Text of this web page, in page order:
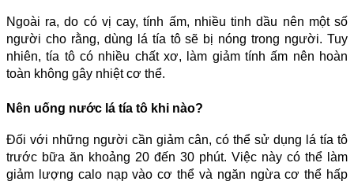
Ngoài ra, do có vị cay, tính ấm, nhiều tinh dầu nên một số
người cho rằng, dùng lá tía tô sẽ bị nóng trong người. Tuy
nhiên, tía tô có nhiều chất xơ, làm giảm tính ấm nên hoàn
toàn không gây nhiệt cơ thể.
Nên uống nước lá tía tô khi nào?
Đối với những người cần giảm cân, có thể sử dụng lá tía tô
trước bữa ăn khoảng 20 đến 30 phút. Việc này có thể làm
giảm lượng calo nạp vào cơ thể và ngăn ngừa cơ thể hấp